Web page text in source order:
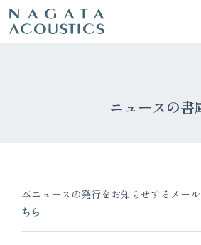
ニュースの書
本ニュースの発行をお知らせするメー
ちら